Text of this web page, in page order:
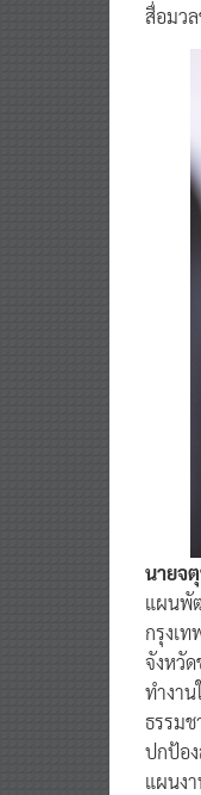
สื่อมว
นายจ
แผนพั
กรุงเ
จังหวั
ทำงา
ธรรม
ปกป้อ
แผนง